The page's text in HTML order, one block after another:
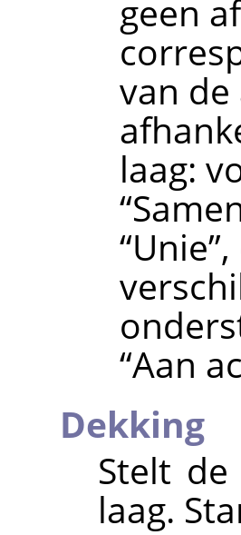
geen
van
laag:
“
“Unie”
“Aan
Dekking
Stelt
laag.